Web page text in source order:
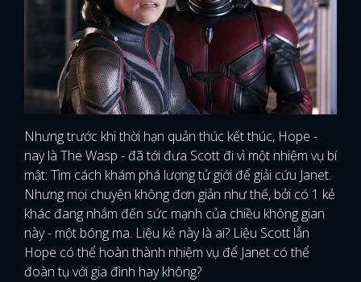
Nhưng trước khi thời hạn quản thúc kết thúc, Hope -
nay là The Wasp - đã tới đưa Scott đi vì một nhiệm vụ bí
mật: Tìm cách khám phá lượng tử giới để giải cứu Janet.
Nhưng mọi chuyện không đơn giản như thế, bởi có 1 kẻ
khác đang nhắm đến sức mạnh của chiều không gian
này - một bóng ma. Liệu kẻ này là ai? Liệu Scott lẫn
Hope có thể hoàn thành nhiệm vụ để Janet có thể
đoàn tụ với gia đình hay không?